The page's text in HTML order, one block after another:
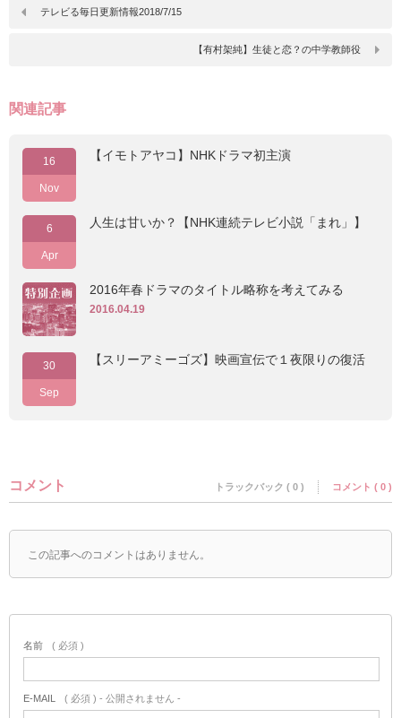
テレビる毎日更新情報2018/7/15
【有村架純】生徒と恋？の中学教師役
関連記事
16
Nov
【イモトアヤコ】NHKドラマ初主演
6
Apr
人生は甘いか？【NHK連続テレビ小説「まれ」】
2016年春ドラマのタイトル略称を考えてみる
2016.04.19
30
Sep
【スリーアミーゴズ】映画宣伝で１夜限りの復活
コメント トラックバック ( 0 ) コメント ( 0 )
この記事へのコメントはありません。
名前 ( 必須 )
E-MAIL ( 必須 ) - 公開されません -